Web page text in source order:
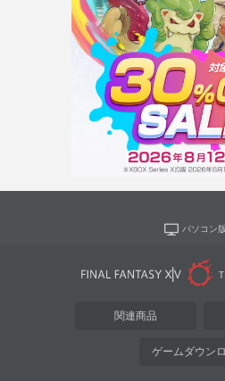
パソコン
関連商品
ゲームダウン